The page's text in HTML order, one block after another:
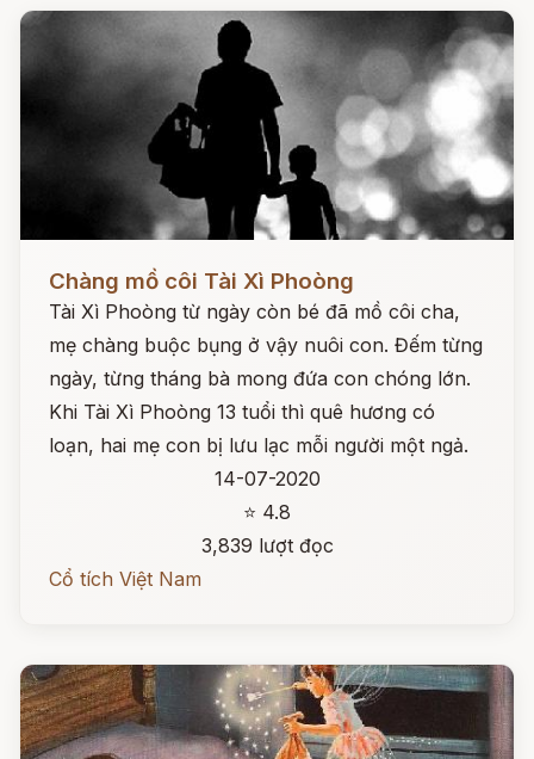
Chàng mồ côi Tài Xì Phoòng
Tài Xì Phoòng từ ngày còn bé đã mồ côi cha,
mẹ chàng buộc bụng ở vậy nuôi con. Đếm từng
ngày, từng tháng bà mong đứa con chóng lớn.
Khi Tài Xì Phoòng 13 tuổi thì quê hương có
loạn, hai mẹ con bị lưu lạc mỗi người một ngả.
14-07-2020
⭐ 4.8
3,839 lượt đọc
Cổ tích Việt Nam